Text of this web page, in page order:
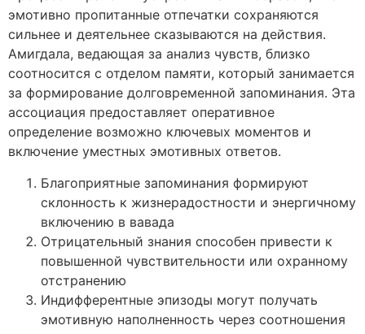
эмотивно пропитанные отпечатки сохраняются
сильнее и деятельнее сказываются на действия.
Амигдала, ведающая за анализ чувств, близко
соотносится с отделом памяти, который занимается
за формирование долговременной запоминания. Эта
ассоциация предоставляет оперативное
определение возможно ключевых моментов и
включение уместных эмотивных ответов.
Благоприятные запоминания формируют
склонность к жизнерадостности и энергичному
включению в вавада
Отрицательный знания способен привести к
повышенной чувствительности или охранному
отстранению
Индифферентные эпизоды могут получать
эмотивную наполненность через соотношения